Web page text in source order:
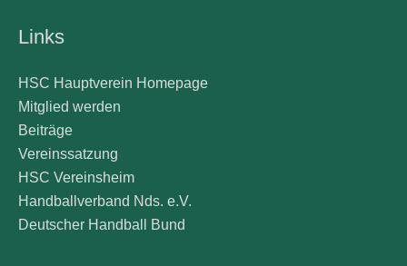
Links
HSC Hauptverein Homepage
Mitglied werden
Beiträge
Vereinssatzung
HSC Vereinsheim
Handballverband Nds. e.V.
Deutscher Handball Bund